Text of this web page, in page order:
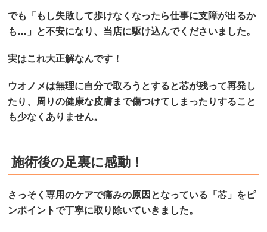
でも「もし失敗して歩けなくなったら仕事に支障が出るか
も…」と不安になり、当店に駆け込んでくださいました。
実はこれ大正解なんです！
ウオノメは無理に自分で取ろうとすると芯が残って再発し
たり、周りの健康な皮膚まで傷つけてしまったりすること
も少なくありません。
施術後の足裏に感動！
さっそく専用のケアで痛みの原因となっている「芯」をピ
ンポイントで丁寧に取り除いていきました。